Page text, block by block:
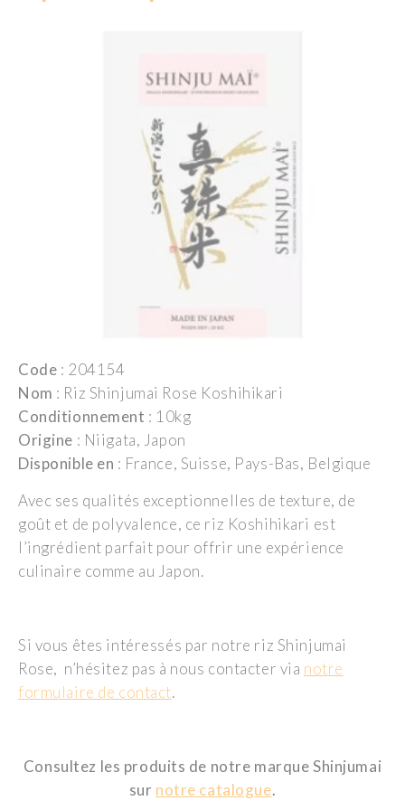
Code : 204154
Nom : Riz Shinjumai Rose Koshihikari
Conditionnement : 10kg
Origine : Niigata, Japon
Disponible en : France, Suisse, Pays-Bas, Belgique
Avec ses qualités exceptionnelles de texture, de
goût et de polyvalence, ce riz Koshihikari est
l’ingrédient parfait pour offrir une expérience
culinaire comme au Japon.
Si vous êtes intéressés par notre riz Shinjumai
Rose, n’hésitez pas à nous contacter via notre
formulaire de contact.
Consultez les produits de notre marque Shinjumai
sur notre catalogue.